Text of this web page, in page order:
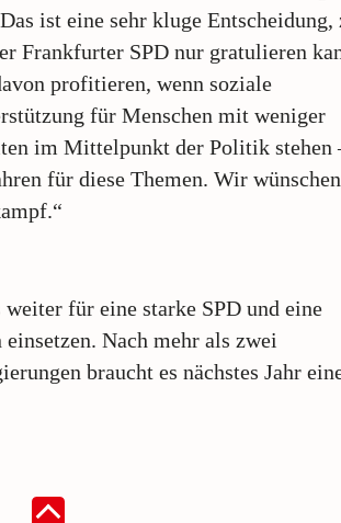
ist eine sehr kluge Entscheidung,
Frankfurter SPD nur gratulieren
profitieren, wenn soziale
für Menschen mit weniger
im Mittelpunkt der Politik stehen
für diese Themen. Wir
für eine starke SPD und eine
Nach mehr als zwei
braucht es nächstes Jahr